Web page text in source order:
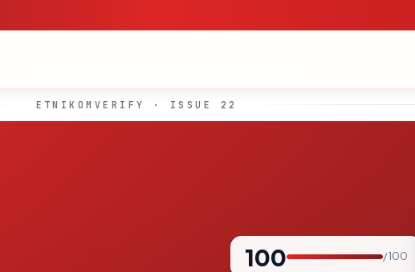
ETNIKOMVERIFY · ISSUE 22
100 / 100